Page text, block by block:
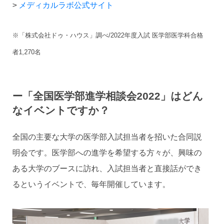
> メディカルラボ公式サイト
※「株式会社ドゥ・ハウス」調べ/2022年度入試 医学部医学科合格
者1,270名
ー「全国医学部進学相談会2022」はどん
なイベントですか？
全国の主要な大学の医学部入試担当者を招いた合同説
明会です。医学部への進学を希望する方々が、興味の
ある大学のブースに訪れ、入試担当者と直接話ができ
るというイベントで、毎年開催しています。